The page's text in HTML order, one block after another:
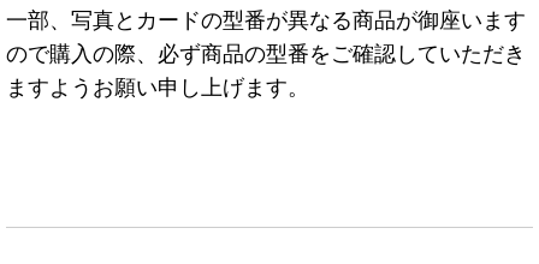
一部、写真とカードの型番が異なる商品が御座います
ので購入の際、必ず商品の型番をご確認していただき
ますようお願い申し上げます。